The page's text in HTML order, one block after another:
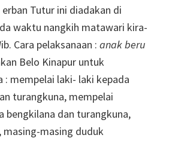
erban Tutur ini diadakan di
waktu nangkih matawari kira-
Cara pelaksanaan : anak beru
Belo Kinapur untuk
: mempelai laki- laki kepada
turangkuna, mempelai
bengkilana dan turangkuna,
masing duduk